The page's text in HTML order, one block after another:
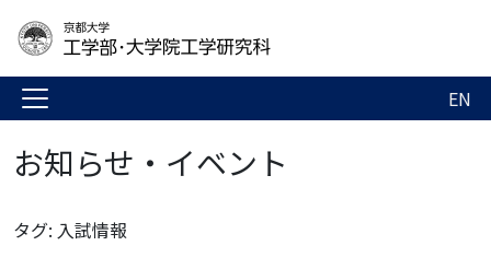
EN
お知らせ・イベント
タグ: 入試情報